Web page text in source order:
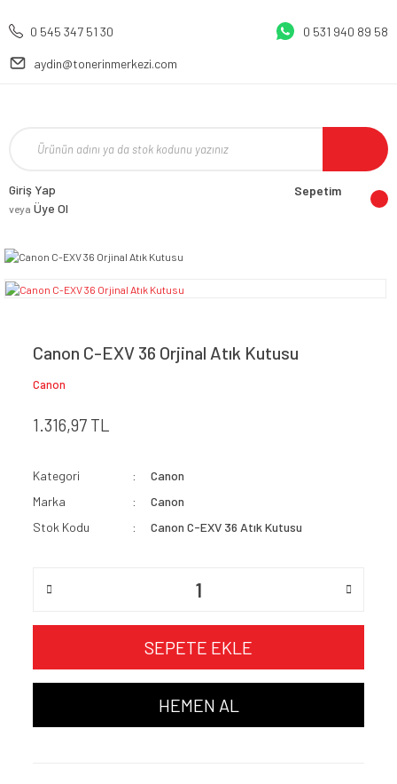
0 545 347 51 30 0 531 940 89 58
aydin@tonerinmerkezi.com
Giriş Yap
veya Üye Ol
Sepetim
Canon C-EXV 36 Orjinal Atık Kutusu
Canon
1.316,97 TL
Kategori
Canon
Marka
Canon
Stok Kodu
Canon C-EXV 36 Atık Kutusu
SEPETE EKLE
HEMEN AL